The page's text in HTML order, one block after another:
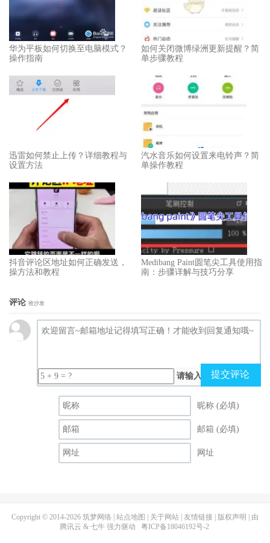
华为平板如何切换至电脑模式？
操作指南
如何关闭微博绿洲更新提醒？简
单步骤教程
迅雷如何禁止上传？详细教程与
设置方法
汽水音乐如何设置来电铃声？简
单操作教程
抖音评论区地址如何正确发送，
操方法和教程
Medibang Paint圆笔尖工具使用指
南：步骤详解与技巧分享
评论 抢沙发
请输入（计算结果）
提交评论
昵称 (必填)
邮箱 (必填)
网址
Copyright © 2014-2026 筑梦网络 站点地图 关于网站 友情链接 版权声明
| 由
腾讯云 & 七牛强力驱动 粤ICP备18046192号-2